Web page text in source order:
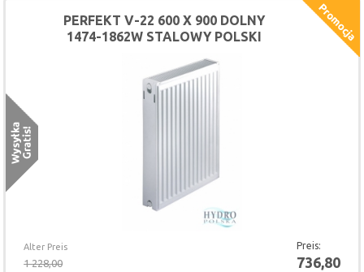
Alter Preis
1 228,00
Preis:
736,80
PERFEKT V-22 600 X 900 DOLNY
1474-1862W STALOWY POLSKI